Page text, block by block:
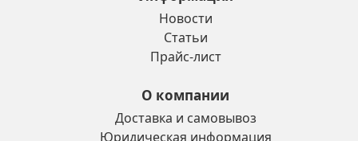
Новости
Статьи
Прайс-лист
О компании
Доставка и самовывоз
Юридическая информация